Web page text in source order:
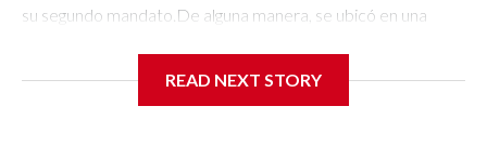
su segundo mandato.De alguna manera, se ubicó en una
los rehenes de 1979-80, la República Islámica está
READ NEXT STORY